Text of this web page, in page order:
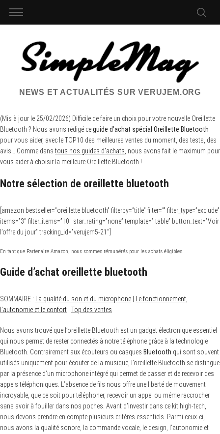
NEWS ET ACTUALITÉS SUR VERUJEM.ORG
(Mis à jour le 25/02/2026) Difficile de faire un choix pour votre nouvelle Oreillette
Bluetooth ? Nous avons rédigé ceguide d’achat spécial Oreillette Bluetooth
pour vous aider, avec le TOP10 des meilleures ventes du moment, des tests, des
avis… Comme dans tous nos guides d’achats , nous avons fait le maximum pour
vous aider à choisir la meilleure Oreillette Bluetooth !
Notre sélection de oreillette bluetooth
[amazon bestseller=”oreillette bluetooth” filterby=”title” filter=”” filter_type=”exclude”
items=”3″ filter_items=”10″ star_rating=”none” template=” table” button_text=”Voir
l’offre du jour” tracking_id=”verujem5-21″]
En tant que Partenaire Amazon, nous sommes rémunérés pour les achats éligibles.
Guide d’achat oreillette bluetooth
SOMMAIRE : La qualité du son et du microphone
Le fonctionnement,
l’autonomie et le confort Top des ventes
Nous avons trouvé que l’oreillette Bluetooth est un gadget électronique essentiel
qui nous permet de rester connectés à notre téléphone grâce à la technologie
Bluetooth. Contrairement aux écouteurs ou casques Bluetooth qui sont souvent
utilisés uniquement pour écouter de la musique, l’oreillette Bluetooth se distingue
par la présence d’un microphone intégré qui permet de passer et de recevoir des
appels téléphoniques. L’absence de fils nous offre une liberté de mouvement
incroyable, que ce soit pour téléphoner, recevoir un appel ou même raccrocher
sans avoir à fouiller dans nos poches. Avant d’investir dans ce kit high-tech,
nous devons prendre en compte plusieurs critères essentiels. Parmi ceux-ci,
nous avons la qualité sonore, la commande vocale, le design, l’autonomie et